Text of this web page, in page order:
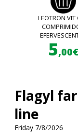
LEOTRON VIT
5,00€
Flagyl
line
Friday 7/8/2026